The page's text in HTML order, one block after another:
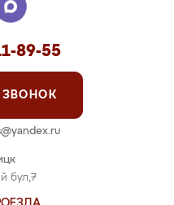
бул,7
89-55